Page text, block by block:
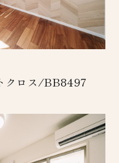
クロス/BB8497